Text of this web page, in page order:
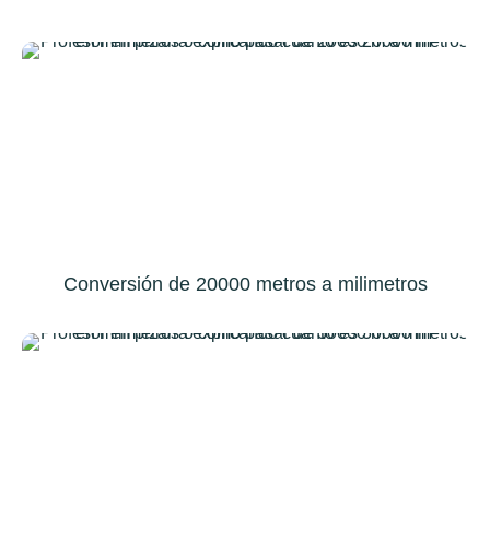
Conversión de 20000 metros a milimetros